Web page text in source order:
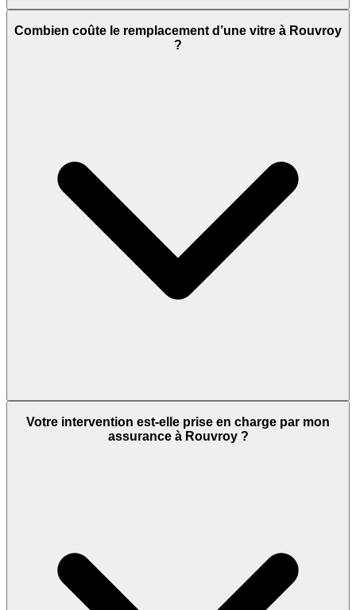
Combien coûte le remplacement d’une vitre à Rouvroy
?
Votre intervention est-elle prise en charge par mon
assurance à Rouvroy ?